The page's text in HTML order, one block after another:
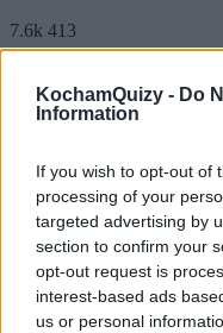
KochamQuizy - Do
Information
If you wish to opt-out of
processing of your
targeted advertising by
section to confirm your
opt-out request is
interest-based ads
us or personal
7.6k 413
Ukryte
czym kojarzą Ci
Przyjrzyj się
się, z czym Ci się w
56 lat temu
5.6k 75